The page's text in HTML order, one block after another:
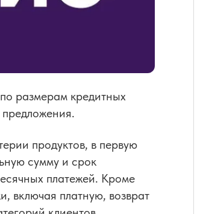
размерам кредитных
продуктов, в первую
сумму и срок
платежей. Кроме
включая платную, возврат